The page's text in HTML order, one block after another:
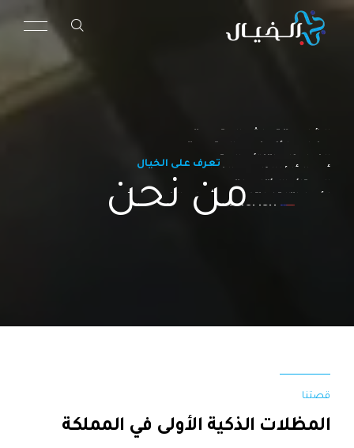
الزجاج الكهربائي المتحرك
الستائر المنسدلة
الأبواب القابلة للطي (أبواب الفولدينج)
تعرف على الخيال
من نحن
قصتنا
المظلات الذكية الأولى في المملكة